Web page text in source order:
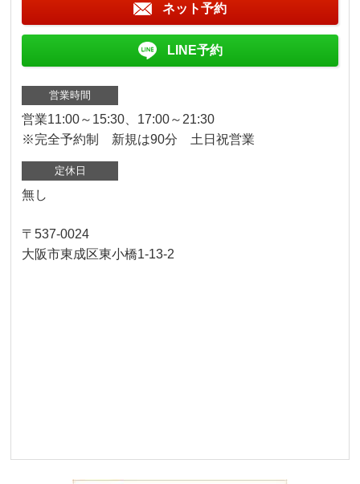
ネット予約
LINE予約
営業時間
営業11:00～15:30、17:00～21:30
※完全予約制 新規は90分 土日祝営業
定休日
無し
〒537-0024
大阪市東成区東小橋1-13-2